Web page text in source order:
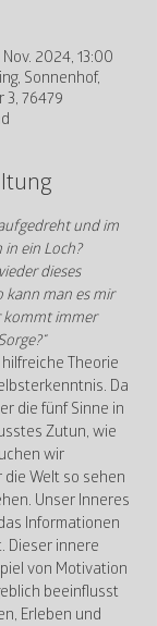
2024, 13:00
Sonnenhof,
3, 76479
und im
in ein Loch?
dieses
kann man es mir
kommt immer
Theorie
Da
die fünf Sinne in
Zutun, wie
wir
Welt so sehen
Unser Inneres
Informationen
Dieser innere
von Motivation
beeinflusst
Erleben und